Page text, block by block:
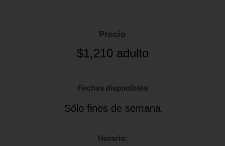
Precio
$1,210 adulto
Fechas disponibles
Sólo fines de semana
Horario: